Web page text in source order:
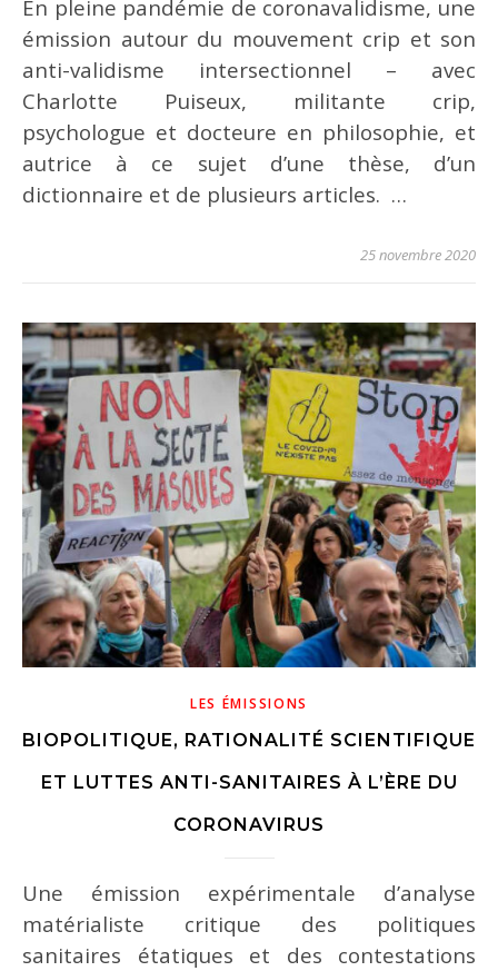
En pleine pandémie de coronavalidisme, une
émission autour du mouvement crip et son
anti-validisme intersectionnel – avec
Charlotte Puiseux, militante crip,
psychologue et docteure en philosophie, et
autrice à ce sujet d’une thèse, d’un
dictionnaire et de plusieurs articles. …
25 novembre 2020
LES ÉMISSIONS
BIOPOLITIQUE, RATIONALITÉ SCIENTIFIQUE
ET LUTTES ANTI-SANITAIRES À L’ÈRE DU
CORONAVIRUS
Une émission expérimentale d’analyse
matérialiste critique des politiques
sanitaires étatiques et des contestations